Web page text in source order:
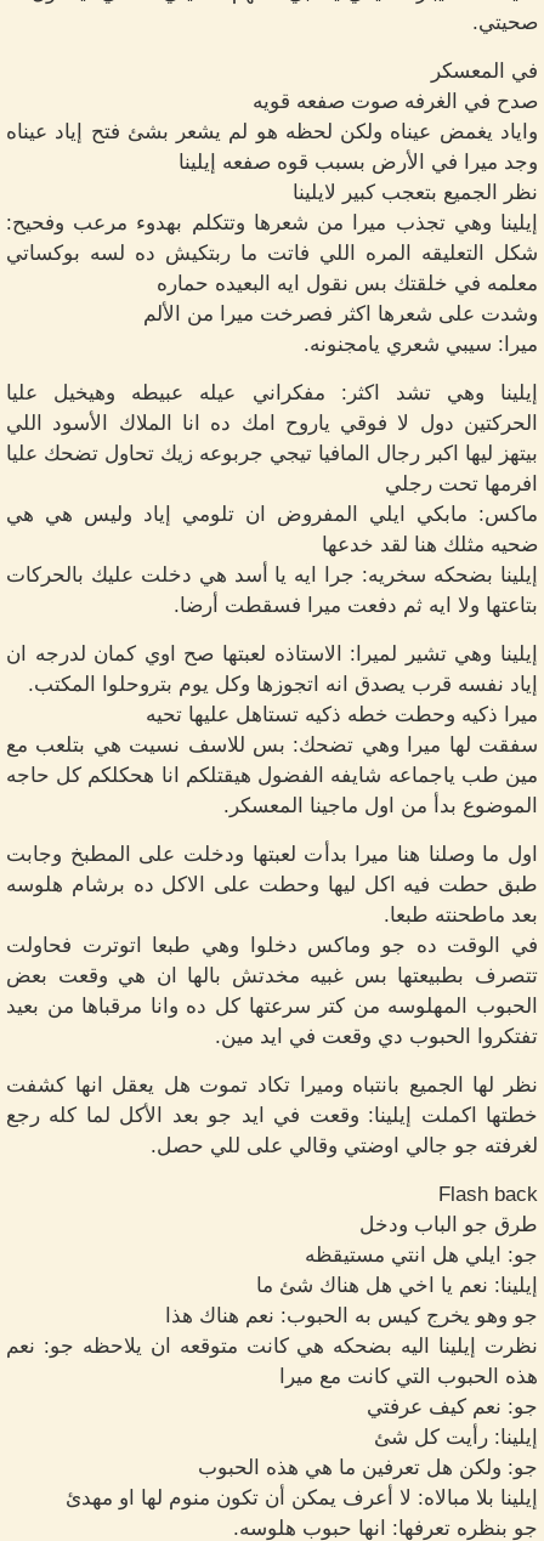
صحيتي.
في المعسكر
صدح في الغرفه صوت صفعه قويه
واياد يغمض عيناه ولكن لحظه هو لم يشعر بشئ فتح إياد عيناه
وجد ميرا في الأرض بسبب قوه صفعه إيلينا
نظر الجميع بتعجب كبير لايلينا
إيلينا وهي تجذب ميرا من شعرها وتتكلم بهدوء مرعب وفحيح:
شكل التعليقه المره اللي فاتت ما ربتكيش ده لسه بوكساتي
معلمه في خلقتك بس نقول ايه البعيده حماره
وشدت على شعرها اكثر فصرخت ميرا من الألم
ميرا: سيبي شعري يامجنونه.
إيلينا وهي تشد اكثر: مفكراني عيله عبيطه وهيخيل عليا
الحركتين دول لا فوقي ياروح امك ده انا الملاك الأسود اللي
بيتهز ليها اكبر رجال المافيا تيجي جربوعه زيك تحاول تضحك عليا
افرمها تحت رجلي
ماكس: مابكي ايلي المفروض ان تلومي إياد وليس هي هي
ضحيه مثلك هنا لقد خدعها
إيلينا بضحكه سخريه: جرا ايه يا أسد هي دخلت عليك بالحركات
بتاعتها ولا ايه ثم دفعت ميرا فسقطت أرضا.
إيلينا وهي تشير لميرا: الاستاذه لعبتها صح اوي كمان لدرجه ان
إياد نفسه قرب يصدق انه اتجوزها وكل يوم بتروحلوا المكتب.
ميرا ذكيه وحطت خطه ذكيه تستاهل عليها تحيه
سفقت لها ميرا وهي تضحك: بس للاسف نسيت هي بتلعب مع
مين طب ياجماعه شايفه الفضول هيقتلكم انا هحكلكم كل حاجه
الموضوع بدأ من اول ماجينا المعسكر.
اول ما وصلنا هنا ميرا بدأت لعبتها ودخلت على المطبخ وجابت
طبق حطت فيه اكل ليها وحطت على الاكل ده برشام هلوسه
بعد ماطحنته طبعا.
في الوقت ده جو وماكس دخلوا وهي طبعا اتوترت فحاولت
تتصرف بطبيعتها بس غبيه مخدتش بالها ان هي وقعت بعض
الحبوب المهلوسه من كتر سرعتها كل ده وانا مرقباها من بعيد
تفتكروا الحبوب دي وقعت في ايد مين.
نظر لها الجميع بانتباه وميرا تكاد تموت هل يعقل انها كشفت
خطتها اكملت إيلينا: وقعت في ايد جو بعد الأكل لما كله رجع
لغرفته جو جالي اوضتي وقالي على للي حصل.
Flash back
طرق جو الباب ودخل
جو: ايلي هل انتي مستيقظه
إيلينا: نعم يا اخي هل هناك شئ ما
جو وهو يخرج كيس به الحبوب: نعم هناك هذا
نظرت إيلينا اليه بضحكه هي كانت متوقعه ان يلاحظه جو: نعم
هذه الحبوب التي كانت مع ميرا
جو: نعم كيف عرفتي
إيلينا: رأيت كل شئ
جو: ولكن هل تعرفين ما هي هذه الحبوب
إيلينا بلا مبالاه: لا أعرف يمكن أن تكون منوم لها او مهدئ
جو بنظره تعرفها: انها حبوب هلوسه.